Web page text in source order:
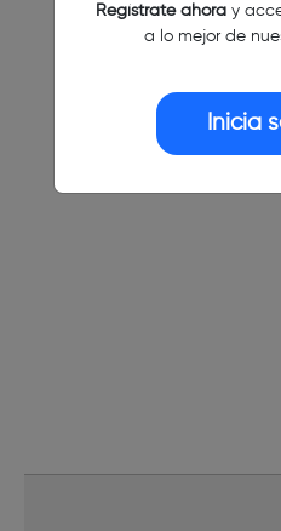
Regístrate ahoray
a lo mejor de
Inicia